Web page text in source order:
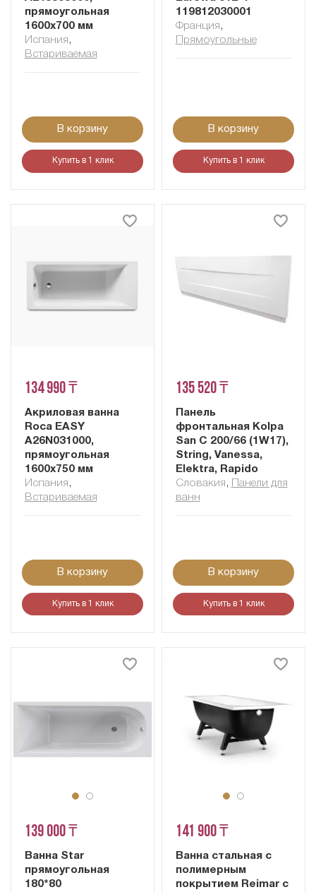
прямоугольная
1600x700 мм
Испания ,
Встариваемая
В корзину
Купить в 1 клик
119812030001
Франция ,
Прямоугольные
В корзину
Купить в 1 клик
134 990 ₸
Акриловая ванна
Roca EASY
A26N031000,
прямоугольная
1600x750 мм
Испания ,
Встариваемая
В корзину
Купить в 1 клик
135 520 ₸
Панель
фронтальная Kolpa
San C 200/66 (1W17),
String, Vanessa,
Elektra, Rapido
Словакия ,
Панели для
ванн
В корзину
Купить в 1 клик
139 000 ₸
Ванна Star
прямоугольная
180*80
141 900 ₸
Ванна стальная с
полимерным
покрытием Reimar c